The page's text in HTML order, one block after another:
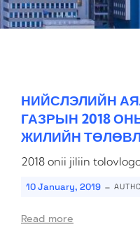
НИЙСЛЭЛИЙН
ГАЗРЫН 2018
ЖИЛИЙН
2018 onii jiliin
10 January, 2019 -
Read more